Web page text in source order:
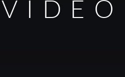
VIDEO